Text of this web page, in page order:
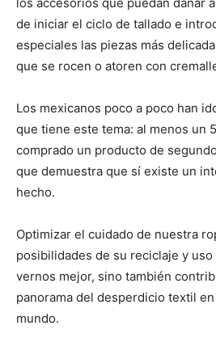
de iniciar el ciclo de tallado e
especiales las piezas más
que se rocen o atoren con
Los mexicanos poco a poco han
que tiene este tema: al menos un
comprado un producto de
que demuestra que sí existe un
hecho.
Optimizar el cuidado de nuestra
posibilidades de su reciclaje y
vernos mejor, sino también
panorama del desperdicio textil
mundo.